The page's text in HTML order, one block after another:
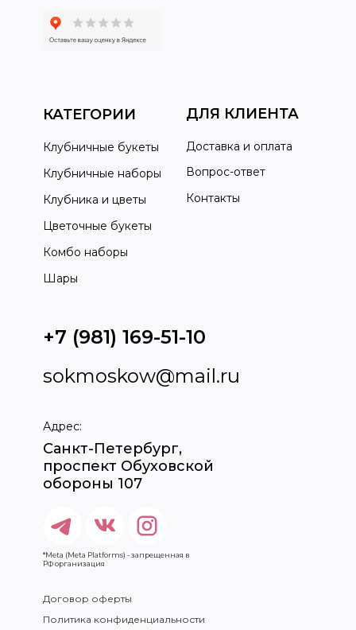
КАТЕГОРИИ ДЛЯ КЛИЕНТА
Клубничные букеты
Доставка и оплата
Вопрос-ответ
Контакты
Клубничные наборы
Клубника и цветы
Цветочные букеты
Комбо наборы
Шары
Политика конфиденциальности
Договор оферты
+7 (981) 169-51-10
sokmoskow@mail.ru
Адрес:
Санкт-Петербург,
проспект Обуховской
обороны 107
*Meta (Meta Platforms) - запрещенная в
РФ организация